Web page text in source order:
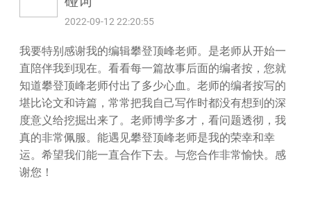
2022-09-12 22:20:55
我要特别感谢我的编辑攀登顶峰老师。是老师从开始一
直陪伴我到现在。看看每一篇故事后面的编者按，您就
知道攀登顶峰老师付出了多少心血。老师的编者按写的
堪比论文和诗篇，常常把我自己写作时都没有想到的深
度意义给挖掘出来了。老师博学多才，看问题透彻，我
真的非常佩服。能遇见攀登顶峰老师是我的荣幸和幸
运。希望我们能一直合作下去。与您合作非常愉快。感
谢您！